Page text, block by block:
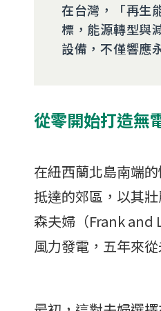
在台灣，「再生
標，能源轉型與
設備，不僅響應
從零開始打造無
在紐西蘭北島南端
抵達的郊區，以其
森夫婦（Frank and
風力發電，五年來